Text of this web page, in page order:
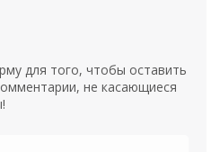
для того, чтобы оставить
не касающиеся